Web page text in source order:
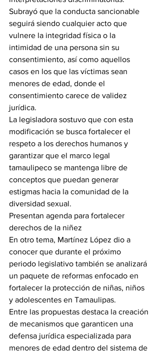
Subrayó que la conducta sancionable
seguirá siendo cualquier acto que
vulnere la integridad física o la
intimidad de una persona sin su
consentimiento, así como aquellos
casos en los que las víctimas sean
menores de edad, donde el
consentimiento carece de validez
jurídica.
La legisladora sostuvo que con esta
modificación se busca fortalecer el
respeto a los derechos humanos y
garantizar que el marco legal
tamaulipeco se mantenga libre de
conceptos que puedan generar
estigmas hacia la comunidad de la
diversidad sexual.
Presentan agenda para fortalecer
derechos de la niñez
En otro tema, Martínez López dio a
conocer que durante el próximo
periodo legislativo también se analizará
un paquete de reformas enfocado en
fortalecer la protección de niñas, niños
y adolescentes en Tamaulipas.
Entre las propuestas destaca la creación
de mecanismos que garanticen una
defensa jurídica especializada para
menores de edad dentro del sistema de